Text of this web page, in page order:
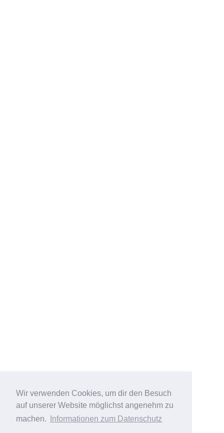
Wir verwenden Cookies, um dir den Besuch
auf unserer Website möglichst angenehm zu
machen.
Informationen zum Datenschutz